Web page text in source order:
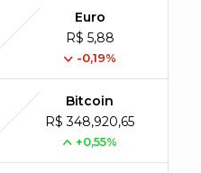
Euro
R$ 5,88
-0,19%
Bitcoin
R$ 348,920,65
+0,55%